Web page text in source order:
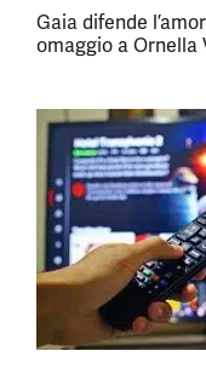
Gaia difende
omaggio a Ornella